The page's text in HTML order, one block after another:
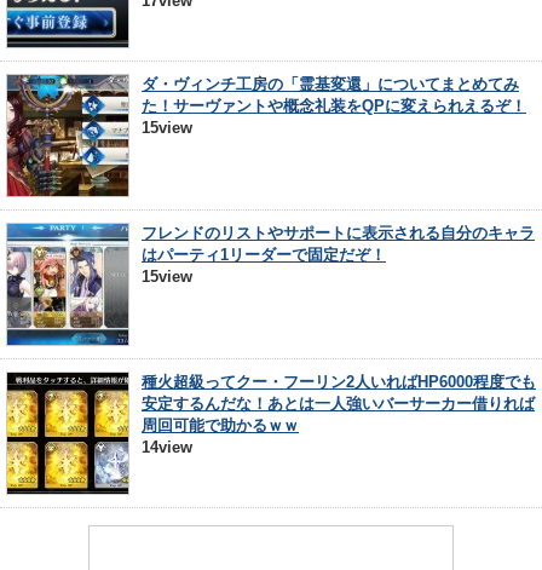
ダ・ヴィンチ工房の「霊基変還」についてまとめてみ
た！サーヴァントや概念礼装をQPに変えられえるぞ！
15view
フレンドのリストやサポートに表示される自分のキャラ
はパーティ1リーダーで固定だぞ！
15view
種火超級ってクー・フーリン2人いればHP6000程度でも
安定するんだな！あとは一人強いバーサーカー借りれば
周回可能で助かるｗｗ
14view